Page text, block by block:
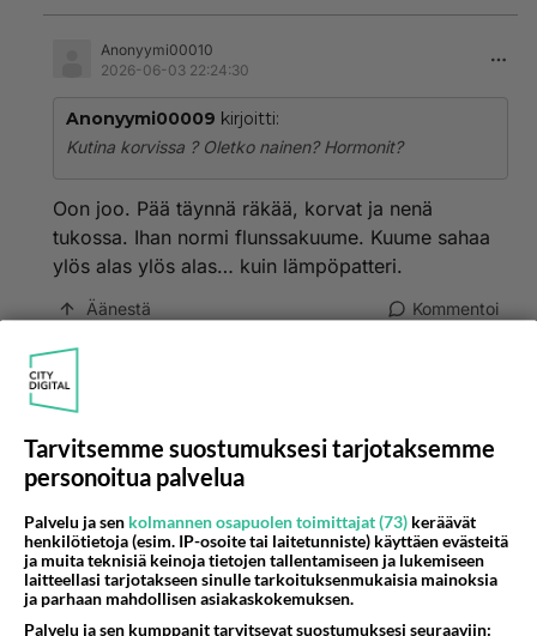
Anonyymi00010
2026-06-03 22:24:30
Anonyymi00009 kirjoitti:
Kutina korvissa ? Oletko nainen? Hormonit?
Oon joo. Pää täynnä räkää, korvat ja nenä
tukossa. Ihan normi flunssakuume. Kuume sahaa
ylös alas ylös alas… kuin lämpöpatteri.
Äänestä Kommentoi
Olet "lääkekielteinen", mutta kyselet voisiko lääke
auttaa vaivaan, jota varten sitä ei edes ole
Äänestä Kommentoi
Tarvitsemme suostumuksesi tarjotaksemme
personoitua palvelua
Palvelu ja sen kolmannen osapuolen toimittajat (73) keräävät
henkilötietoja (esim. IP-osoite tai laitetunniste) käyttäen evästeitä
ja muita teknisiä keinoja tietojen tallentamiseen ja lukemiseen
laitteellasi tarjotakseen sinulle tarkoituksenmukaisia mainoksia
ja parhaan mahdollisen asiakaskokemuksen.
Palvelu ja sen kumppanit tarvitsevat suostumuksesi seuraaviin: